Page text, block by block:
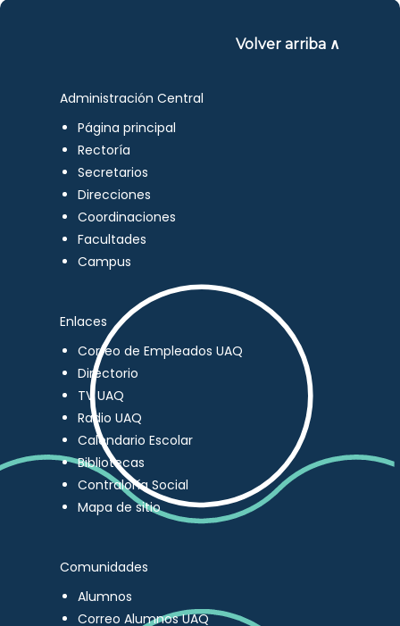
Volver arriba ∧
Administración Central
Página principal
Rectoría
Secretarios
Direcciones
Coordinaciones
Facultades
Campus
Enlaces
Correo de Empleados UAQ
Directorio
TV UAQ
Radio UAQ
Calendario Escolar
Bibliotecas
Contraloría Social
Mapa de sitio
Comunidades
Alumnos
Correo Alumnos UAQ